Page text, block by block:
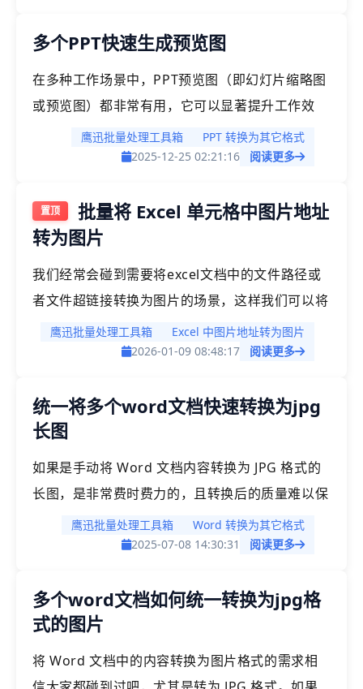
多个PPT快速生成预览图
在多种工作场景中，PPT预览图（即幻灯片缩略图
或预览图）都非常有用，它可以显著提升工作效
率，尤其是在需要快速浏览、协作或批量处理的场
景。今天就给大家介绍多个ppt如何快速的批量生
鹰迅批量处理工具箱
PPT 转换为其它格式
2025-12-25 02:21:16
阅读更多
批量将 Excel 单元格中图片地址
转为图片
我们经常会碰到需要将excel文档中的文件路径或
者文件超链接转换为图片的场景，这样我们可以将
原本很难识别的文件路径转变为可以直接进行预览
的图片效果，在某些场景下是非常有用的。那么如
呢？如果我们有大量的excel文档都需要将其中的
文件路径或者文件链接转换为图片，我们有没有比
鹰迅批量处理工具箱
Excel 中图片地址转为图片
2026-01-09 08:48:17
阅读更多
统一将多个word文档快速转换为jpg
长图
如果是手动将 Word 文档内容转换为 JPG 格式的
长图，是非常费时费力的，且转换后的质量难以保
证。那有没有什么方法可以帮我们高效的将将多个
Word 文档一次性转换为清晰的 JPG 长图呢？
鹰迅批量处理工具箱
Word 转换为其它格式
2025-07-08 14:30:31
阅读更多
多个word文档如何统一转换为jpg格
式的图片
将 Word 文档中的内容转换为图片格式的需求相